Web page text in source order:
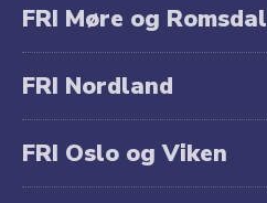
FRI Møre og Romsdal
FRI Nordland
FRI Oslo og Viken